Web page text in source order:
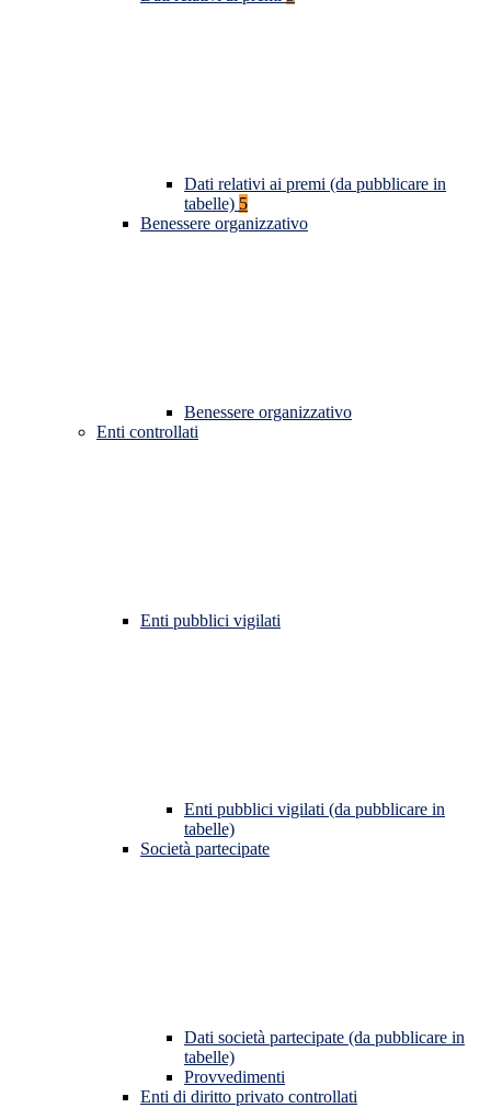
Dati relativi ai premi (da pubblicare in
tabelle) 5
Benessere organizzativo
Benessere organizzativo
Enti controllati
Enti pubblici vigilati
Enti pubblici vigilati (da pubblicare in
tabelle)
Società partecipate
Dati società partecipate (da pubblicare in
tabelle)
Provvedimenti
Enti di diritto privato controllati